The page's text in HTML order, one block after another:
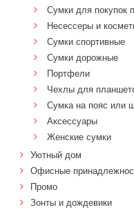
Сумки для покупок
Несессеры и
Сумки спортивные
Сумки дорожные
Портфели
Чехлы для
Сумка на пояс или
Аксессуары
Женские сумки
Уютный дом
Офисные
Промо
Зонты и дождевики